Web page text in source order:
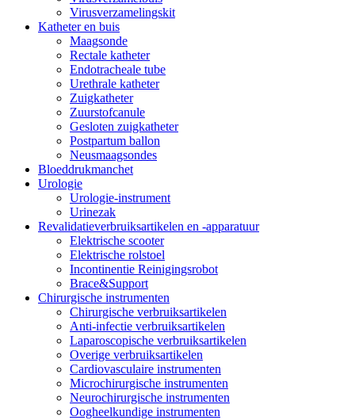
Virusverzamelingskit
Katheter en buis
Maagsonde
Rectale katheter
Endotracheale tube
Urethrale katheter
Zuigkatheter
Zuurstofcanule
Gesloten zuigkatheter
Postpartum ballon
Neusmaagsondes
Bloeddrukmanchet
Urologie
Urologie-instrument
Urinezak
Revalidatieverbruiksartikelen en -apparatuur
Elektrische scooter
Elektrische rolstoel
Incontinentie Reinigingsrobot
Brace&Support
Chirurgische instrumenten
Chirurgische verbruiksartikelen
Anti-infectie verbruiksartikelen
Laparoscopische verbruiksartikelen
Overige verbruiksartikelen
Cardiovasculaire instrumenten
Microchirurgische instrumenten
Neurochirurgische instrumenten
Oogheelkundige instrumenten